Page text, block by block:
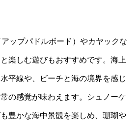
ップパドルボード）やカヤックな
楽しむ遊びもおすすめです。海上
平線や、ビーチと海の境界を感じ
の感覚が味わえます。シュノーケ
豊かな海中景観を楽しめ、珊瑚や